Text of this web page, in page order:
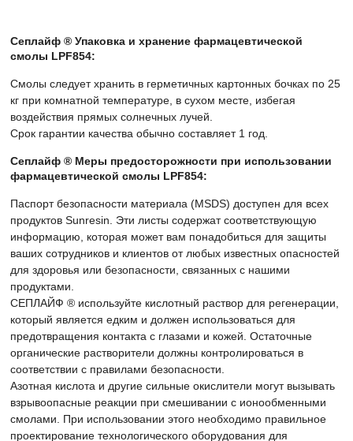
Сеплайф ® Упаковка и хранение фармацевтической
смолы LPF854:
Смолы следует хранить в герметичных картонных бочках по 25
кг при комнатной температуре, в сухом месте, избегая
воздействия прямых солнечных лучей.
Срок гарантии качества обычно составляет 1 год.
Сеплайф ® Меры предосторожности при использовании
фармацевтической смолы LPF854:
Паспорт безопасности материала (MSDS) доступен для всех
продуктов Sunresin. Эти листы содержат соответствующую
информацию, которая может вам понадобиться для защиты
ваших сотрудников и клиентов от любых известных опасностей
для здоровья или безопасности, связанных с нашими
продуктами.
СЕПЛАЙФ ® используйте кислотный раствор для регенерации,
который является едким и должен использоваться для
предотвращения контакта с глазами и кожей. Остаточные
органические растворители должны контролироваться в
соответствии с правилами безопасности.
Азотная кислота и другие сильные окислители могут вызывать
взрывоопасные реакции при смешивании с ионообменными
смолами. При использовании этого необходимо правильное
проектирование технологического оборудования для